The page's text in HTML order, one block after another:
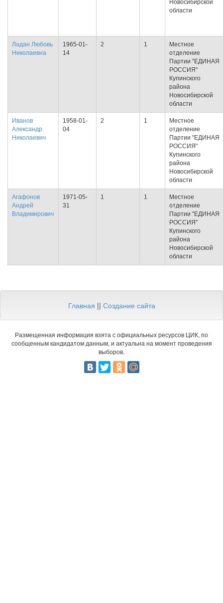
Новосибирской
области
Ладан Любовь
Николаевна
1965-01-
14
2 1
Местное
отделение
Партии "ЕДИНАЯ
РОССИЯ"
Купинского
района
Новосибирской
области
Иванов
Александр
Николаевич
1958-01-
04
2 1
Местное
отделение
Партии "ЕДИНАЯ
РОССИЯ"
Купинского
района
Новосибирской
области
Агафонов
Андрей
Владимирович
1971-05-
31
1 1
Местное
отделение
Партии "ЕДИНАЯ
РОССИЯ"
Купинского
района
Новосибирской
области
Главная || Создание сайта
Размещенная информация взята с официальных ресурсов ЦИК, по
сообщенным кандидатом данным, и актуальна на момент проведения
выборов.